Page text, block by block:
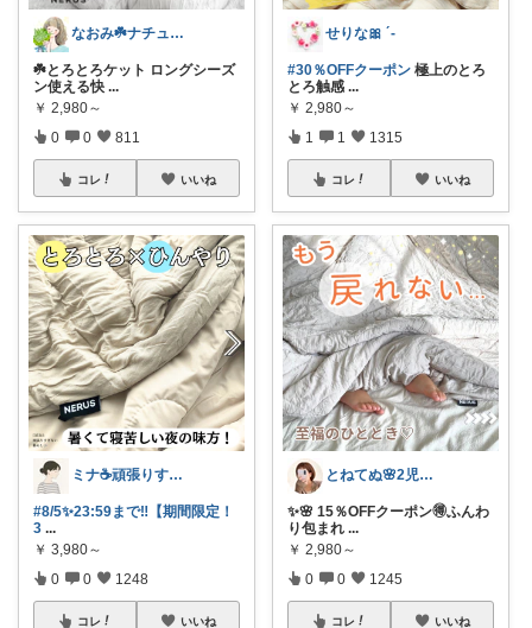
なおみ☘️ナチュラル生活
☘️とろとろケット ロングシーズ
ン使える快 ...
￥ 2,980～
0 0 811
コレ いいね
ミナ☕️頑張りすぎない暮らし🏠
#8/5✨23:59まで‼️【期間限定！
3 ...
￥ 3,980～
0 0 1248
コレ いいね
せりな🎀 ´-
#30％OFFクーポン 極上のとろ
とろ触感 ...
￥ 2,980～
1 1 1315
コレ いいね
とねてぬ🌸2児ママ✿毎日をラク&快適に
✨🌸 15％OFFクーポン🉐ふんわ
り包まれ ...
￥ 2,980～
0 0 1245
コレ いいね